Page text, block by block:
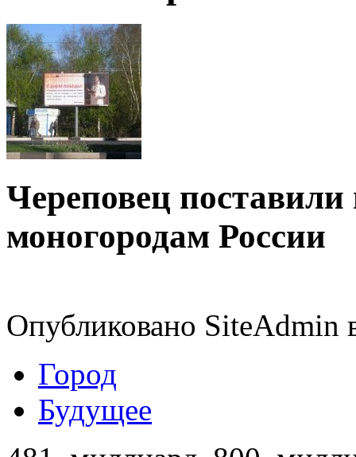
Череповец
моногородам России
Опубликовано SiteAdmin
Город
Будущее